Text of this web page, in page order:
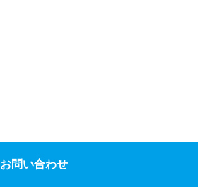
お問い合わせ